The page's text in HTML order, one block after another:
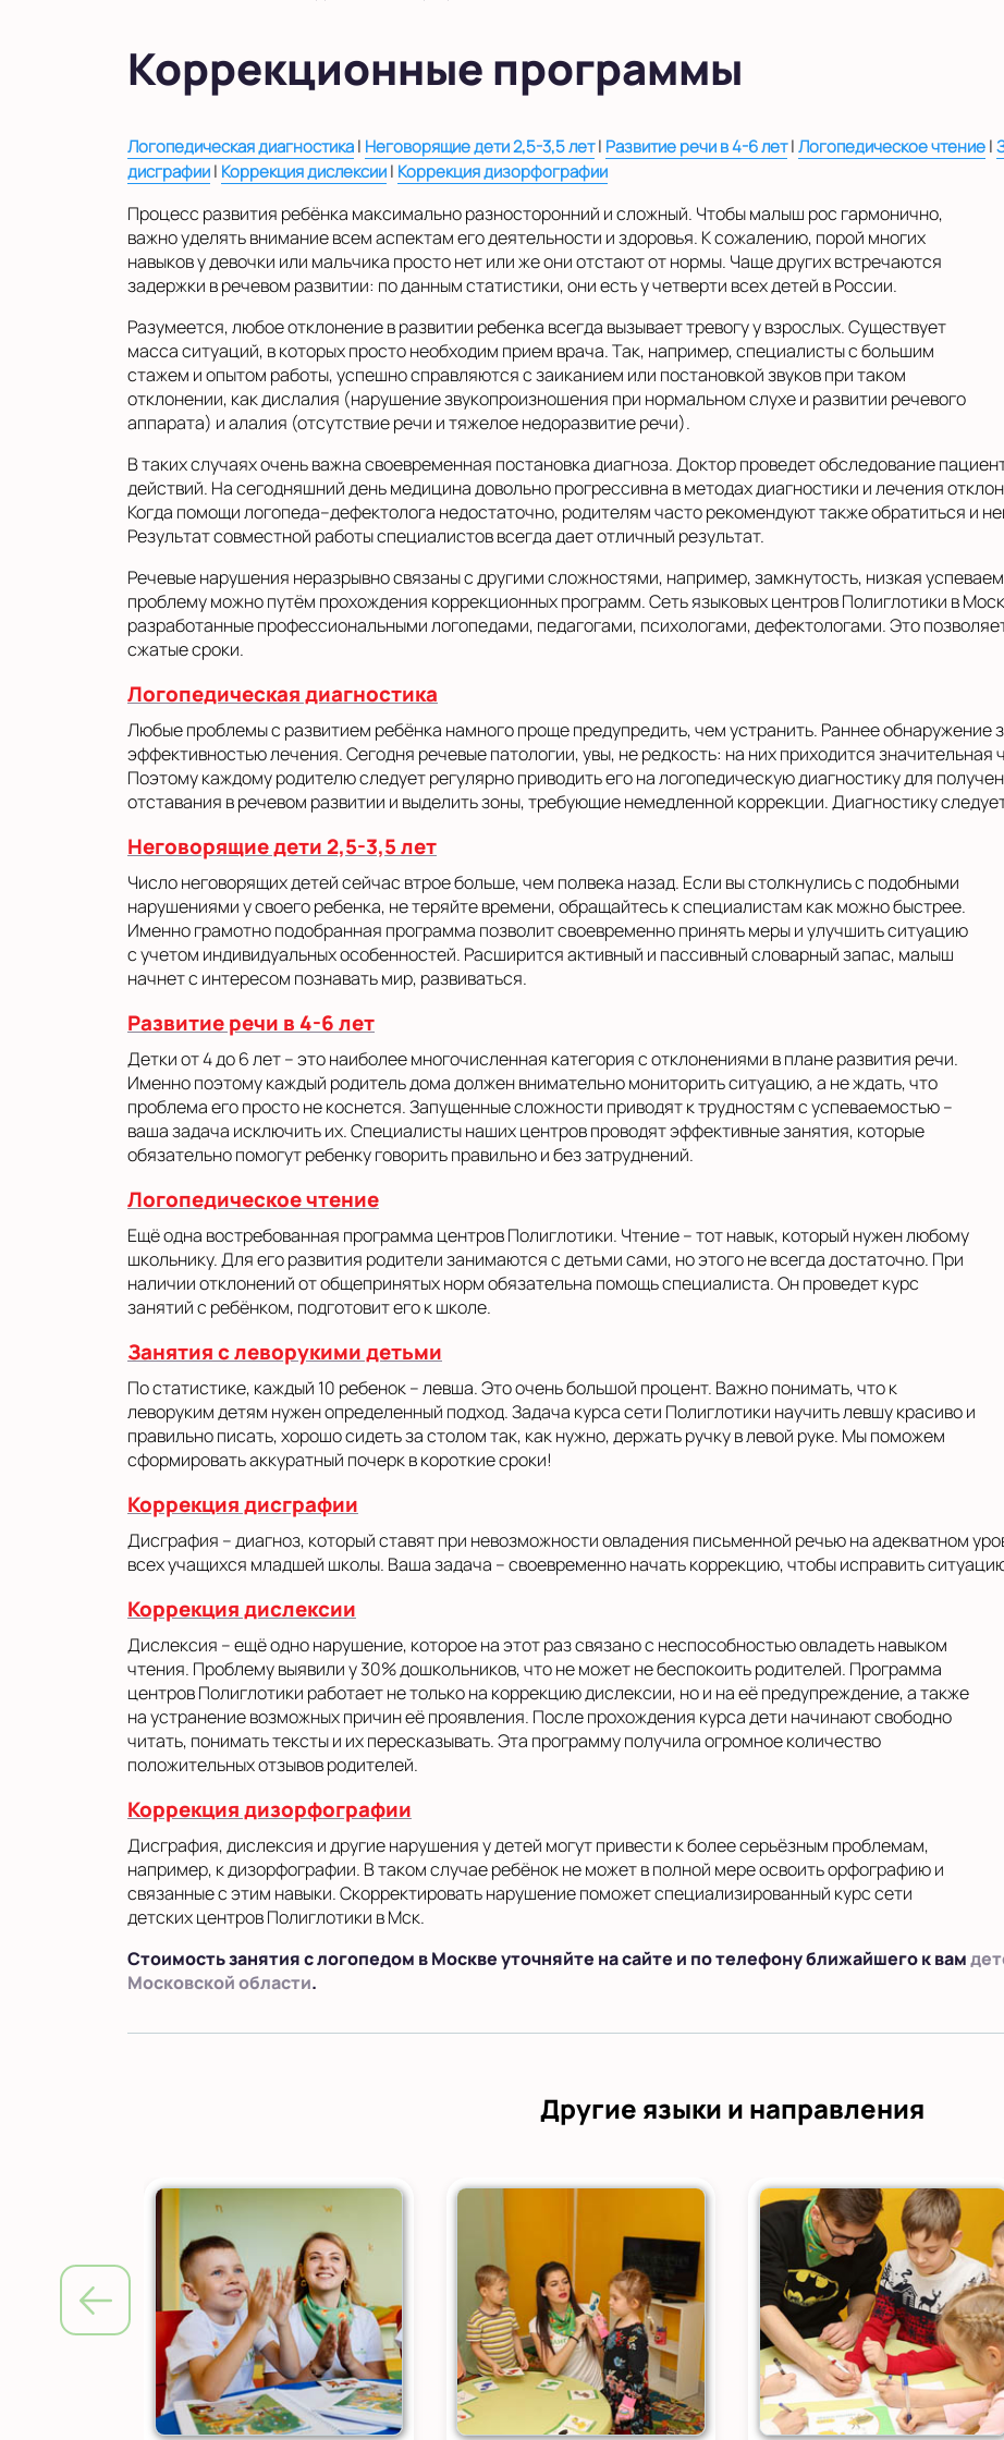
Выбрать другой город
Коррекционные программы
Логопедическая диагностика| Неговорящие дети 2,5-3,5 лет| Развитие речи в 4-6 лет|Логопедическое чтение|
дисграфии| Коррекция дислексии| Коррекция дизорфографии
Процесс развития ребёнка максимально разносторонний и сложный. Чтобы малыш рос гармонично,
важно уделять внимание всем аспектам его деятельности и здоровья. К сожалению, порой многих
навыков у девочки или мальчика просто нет или же они отстают от нормы. Чаще других встречаются
задержки в речевом развитии: по данным статистики, они есть у четверти всех детей в России.
Разумеется, любое отклонение в развитии ребенка всегда вызывает тревогу у взрослых. Существует
масса ситуаций, в которых просто необходим прием врача. Так, например, специалисты с большим
стажем и опытом работы, успешно справляются с заиканием или постановкой звуков при таком
отклонении, как дислалия (нарушение звукопроизношения при нормальном слухе и развитии речевого
аппарата) и алалия (отсутствие речи и тяжелое недоразвитие речи).
В таких случаях очень важна своевременная постановка диагноза. Доктор проведет обследование
действий. На сегодняшний день медицина довольно прогрессивна в методах диагностики и лечения
Когда помощи логопеда–дефектолога недостаточно, родителям часто рекомендуют также обратиться и
Результат совместной работы специалистов всегда дает отличный результат.
Речевые нарушения неразрывно связаны с другими сложностями, например, замкнутость, низкая
проблему можно путём прохождения коррекционных программ. Сеть языковых центров Полиглотики в
разработанные профессиональными логопедами, педагогами, психологами, дефектологами. Это
сжатые сроки.
Логопедическая диагностика
Любые проблемы с развитием ребёнка намного проще предупредить, чем устранить. Раннее обнаружение
эффективностью лечения. Сегодня речевые патологии, увы, не редкость: на них приходится
Поэтому каждому родителю следует регулярно приводить его на логопедическую диагностику для
отставания в речевом развитии и выделить зоны, требующие немедленной коррекции. Диагностику
Неговорящие дети 2,5-3,5 лет
Число неговорящих детей сейчас втрое больше, чем полвека назад. Если вы столкнулись с подобными
нарушениями у своего ребенка, не теряйте времени, обращайтесь к специалистам как можно быстрее.
Именно грамотно подобранная программа позволит своевременно принять меры и улучшить ситуацию
с учетом индивидуальных особенностей. Расширится активный и пассивный словарный запас, малыш
начнет с интересом познавать мир, развиваться.
Развитие речи в 4-6 лет
Детки от 4 до 6 лет – это наиболее многочисленная категория с отклонениями в плане развития речи.
Именно поэтому каждый родитель дома должен внимательно мониторить ситуацию, а не ждать, что
проблема его просто не коснется. Запущенные сложности приводят к трудностям с успеваемостью –
ваша задача исключить их. Специалисты наших центров проводят эффективные занятия, которые
обязательно помогут ребенку говорить правильно и без затруднений.
Логопедическое чтение
Ещё одна востребованная программа центров Полиглотики. Чтение – тот навык, который нужен любому
школьнику. Для его развития родители занимаются с детьми сами, но этого не всегда достаточно. При
наличии отклонений от общепринятых норм обязательна помощь специалиста. Он проведет курс
занятий с ребёнком, подготовит его к школе.
Занятия с леворукими детьми
По статистике, каждый 10 ребенок – левша. Это очень большой процент. Важно понимать, что к
леворуким детям нужен определенный подход. Задача курса сети Полиглотики научить левшу красиво и
правильно писать, хорошо сидеть за столом так, как нужно, держать ручку в левой руке. Мы поможем
сформировать аккуратный почерк в короткие сроки!
Коррекция дисграфии
Дисграфия – диагноз, который ставят при невозможности овладения письменной речью на адекватном
всех учащихся младшей школы. Ваша задача – своевременно начать коррекцию, чтобы исправить
Коррекция дислексии
Дислексия – ещё одно нарушение, которое на этот раз связано с неспособностью овладеть навыком
чтения. Проблему выявили у 30% дошкольников, что не может не беспокоить родителей. Программа
центров Полиглотики работает не только на коррекцию дислексии, но и на её предупреждение, а также
на устранение возможных причин её проявления. После прохождения курса дети начинают свободно
читать, понимать тексты и их пересказывать. Эта программу получила огромное количество
положительных отзывов родителей.
Коррекция дизорфографии
Дисграфия, дислексия и другие нарушения у детей могут привести к более серьёзным проблемам,
например, к дизорфографии. В таком случае ребёнок не может в полной мере освоить орфографию и
связанные с этим навыки. Скорректировать нарушение поможет специализированный курс сети
детских центров Полиглотики в Мск.
Стоимость занятия с логопедом в Москве уточняйте на сайте и по телефону ближайшего к вам
Московской области.
Другие языки и направления